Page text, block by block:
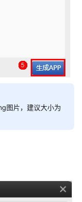
图片，建议大小为